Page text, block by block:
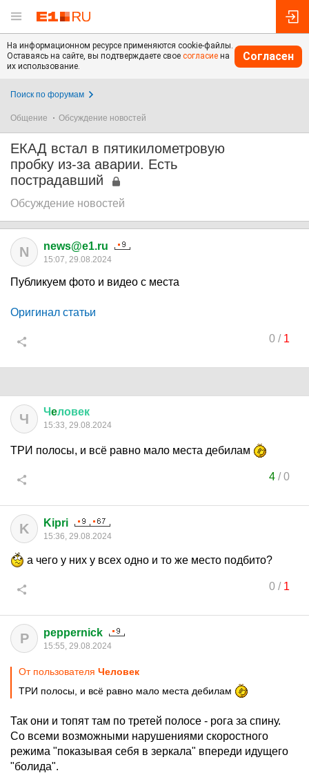
На информационном ресурсе применяются cookie-файлы.
Оставаясь на сайте, вы подтверждаете свое согласие на
их использование.
Согласен
Поиск по форумам
Общение Обсуждение новостей
ЕКАД встал в пятикилометровую
пробку из-за аварии. Есть
пострадавший
Обсуждение новостей
N news@e1.ru
15:07, 29.08.2024
Публикуем фото и видео с места
Оригинал статьи
0/ 1
Ч Чeловек
15:33, 29.08.2024
ТРИ полосы, и всё равно мало места дебилам
4/0
K Kipri
15:36, 29.08.2024
а чего у них у всех одно и то же место подбито?
0/ 1
P peppernick
15:55, 29.08.2024
От пользователя Чeловек
ТРИ полосы, и всё равно мало места дебилам
Так они и топят там по третей полосе - рога за спину.
Со всеми возможными нарушениями скоростного
режима "показывая себя в зеркала" впереди идущего
"болида".